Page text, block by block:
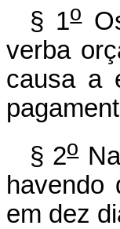
§ 1o
verba
causa a
§ 2o
havendo
em dez